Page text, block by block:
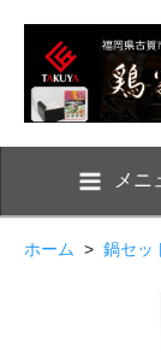
メニ
ホーム > 鍋セッ